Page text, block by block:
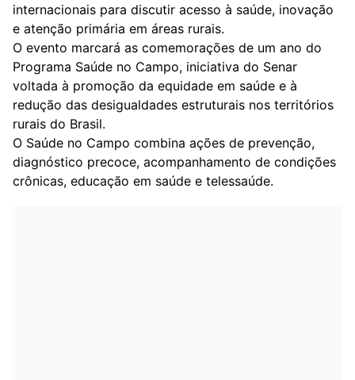
internacionais para discutir acesso à saúde, inovação
e atenção primária em áreas rurais.
O evento marcará as comemorações de um ano do
Programa Saúde no Campo, iniciativa do Senar
voltada à promoção da equidade em saúde e à
redução das desigualdades estruturais nos territórios
rurais do Brasil.
O Saúde no Campo combina ações de prevenção,
diagnóstico precoce, acompanhamento de condições
crônicas, educação em saúde e telessaúde.